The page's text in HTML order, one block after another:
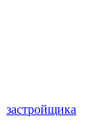
застройщика